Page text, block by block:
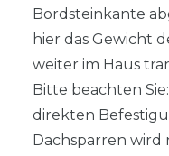
Bordsteinkante
hier das Gewicht
weiter im Haus
Bitte beachten
direkten
Dachsparren wird